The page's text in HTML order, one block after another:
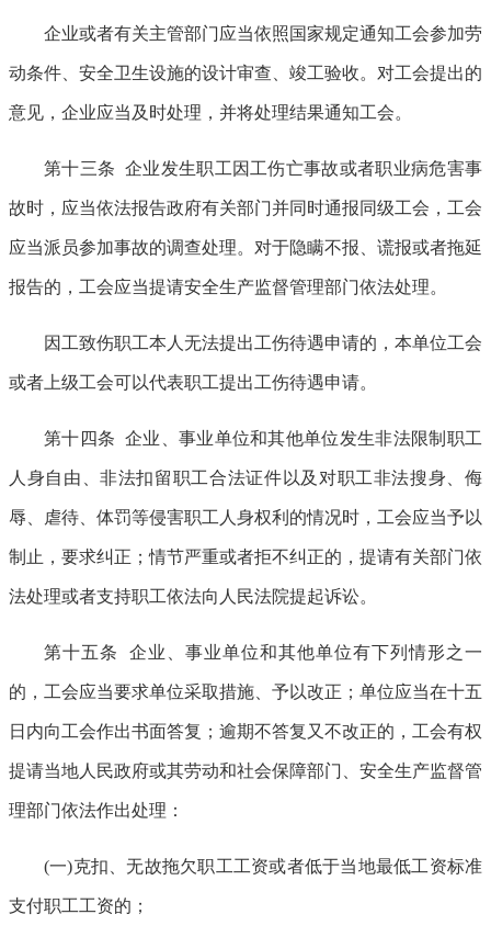
企业或者有关主管部门应当依照国家规定通知工会参加劳
动条件、安全卫生设施的设计审查、竣工验收。对工会提出的
意见，企业应当及时处理，并将处理结果通知工会。
第十三条 企业发生职工因工伤亡事故或者职业病危害事
故时，应当依法报告政府有关部门并同时通报同级工会，工会
应当派员参加事故的调查处理。对于隐瞒不报、谎报或者拖延
报告的，工会应当提请安全生产监督管理部门依法处理。
因工致伤职工本人无法提出工伤待遇申请的，本单位工会
或者上级工会可以代表职工提出工伤待遇申请。
第十四条 企业、事业单位和其他单位发生非法限制职工
人身自由、非法扣留职工合法证件以及对职工非法搜身、侮
辱、虐待、体罚等侵害职工人身权利的情况时，工会应当予以
制止，要求纠正；情节严重或者拒不纠正的，提请有关部门依
法处理或者支持职工依法向人民法院提起诉讼。
第十五条 企业、事业单位和其他单位有下列情形之一
的，工会应当要求单位采取措施、予以改正；单位应当在十五
日内向工会作出书面答复；逾期不答复又不改正的，工会有权
提请当地人民政府或其劳动和社会保障部门、安全生产监督管
理部门依法作出处理：
(一)克扣、无故拖欠职工工资或者低于当地最低工资标准
支付职工工资的；